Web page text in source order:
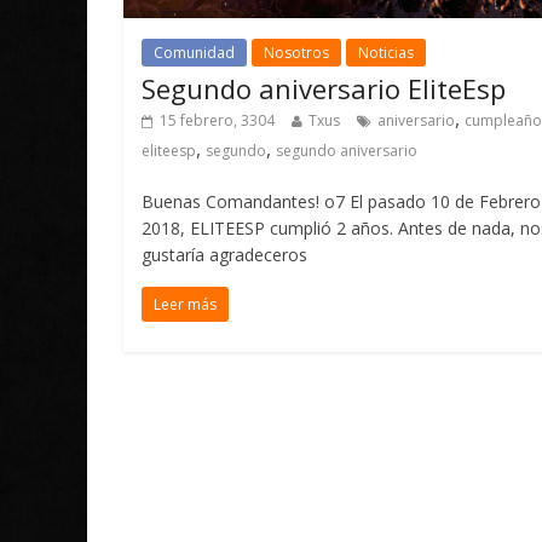
Comunidad Nosotros Noticias
Segundo aniversario EliteEsp
15 febrero, 3304 Txus aniversario,
eliteesp, segundo, segundo aniversario
Buenas Comandantes! o7 El pasado 10 de
2018, ELITEESP cumplió 2 años. Antes de nada,
gustaría agradeceros
Leer más